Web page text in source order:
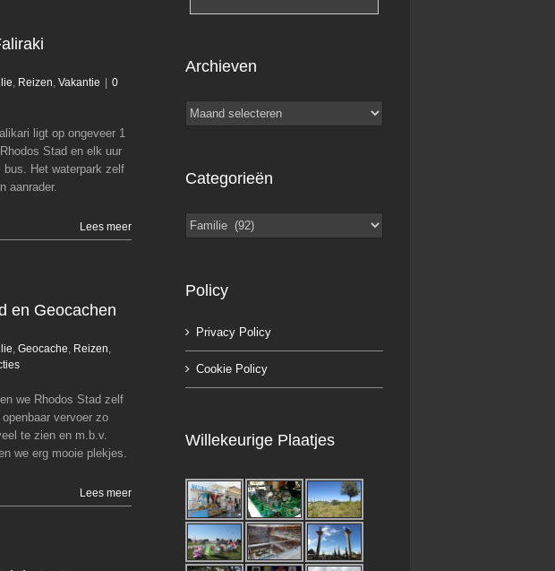
Faliraki
Reizen Vakantie
, Reizen, Vakantie
0
ligt op ongeveer 1
Stad en elk uur
bus. Het waterpark zelf
aanrader.
Lees meer
Stad en Geocachen
Reizen Vakantie
en Geocachen
Geocache Reizen
we Rhodos Stad zelf
vervoer zo
te zien en m.b.v.
we erg mooie plekjes.
Lees meer
Archieven
Archieven
Categorieën
Categorieën
Policy
Privacy Policy
Cookie Policy
Willekeurige Plaatjes